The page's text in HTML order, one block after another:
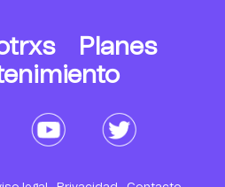
Planes